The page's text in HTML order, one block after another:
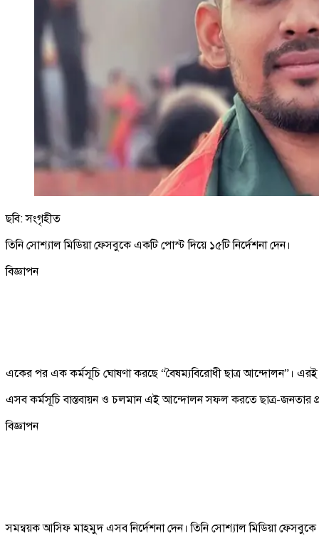
ছবি: সংগৃহীত
তিনি সোশ্যাল মিডিয়া ফেসবুকে একটি পোস্ট দিয়ে ১৫টি নির্দেশনা দেন।
বিজ্ঞাপন
একের পর এক কর্মসূচি ঘোষণা করছে “বৈষম্যবিরোধী ছাত্র আন্দোলন”।
এসব কর্মসূচি বাস্তবায়ন ও চলমান এই আন্দোলন সফল করতে ছাত্র-জনতার
বিজ্ঞাপন
সমন্বয়ক আসিফ মাহমুদ এসব নির্দেশনা দেন। তিনি সোশ্যাল মিডিয়া ফেসবুকে